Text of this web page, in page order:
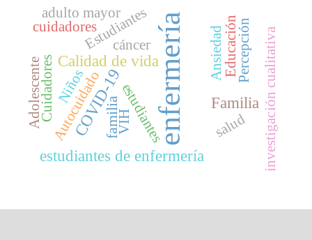
enfermería
estudiantes de enfermería
Calidad de vida
Familia
COVID-19
familia
Ansiedad
Autocuidado investigación cualitativa
Estudiantes
salud
estudiantes
Educación
Cuidadores
cuidadores Percepción
Adolescente VIH
Niños
cáncer
adulto mayor